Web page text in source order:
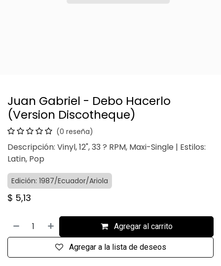
Juan Gabriel - Debo Hacerlo
(Version Discotheque)
(0 reseña)
Descripción: Vinyl, 12", 33 ? RPM, Maxi-Single | Estilos:
Latin, Pop
Edición: 1987/Ecuador/Ariola
$ 5,13
Agregar al carrito
Agregar a la lista de deseos